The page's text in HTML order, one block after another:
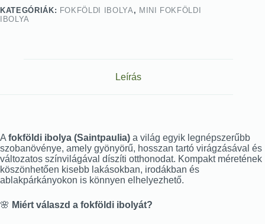
KATEGÓRIÁK: FOKFÖLDI IBOLYA , MINI FOKFÖLDI
IBOLYA
Leírás
A fokföldi ibolya (Saintpaulia) a világ egyik legnépszerűbb
szobanövénye, amely gyönyörű, hosszan tartó virágzásával és
változatos színvilágával díszíti otthonodat. Kompakt méretének
köszönhetően kisebb lakásokban, irodákban és
ablakpárkányokon is könnyen elhelyezhető.
🌸 Miért válaszd a fokföldi ibolyát?